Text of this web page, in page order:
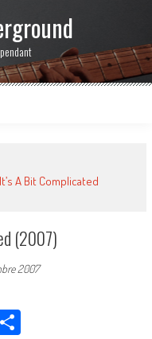
A Bit Complicated
(2007)
2007
Partager